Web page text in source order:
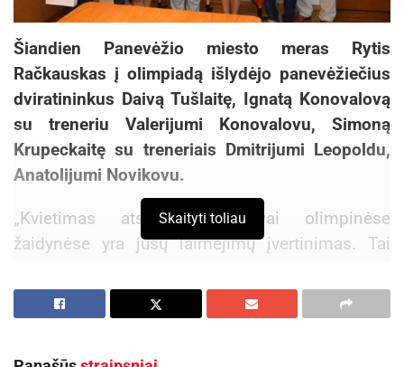
Šiandien Panevėžio miesto meras Rytis
Račkauskas į olimpiadą išlydėjo panevėžiečius
dviratininkus Daivą Tušlaitę, Ignatą Konovalovą
su treneriu Valerijumi Konovalovu, Simoną
Krupeckaitę su treneriais Dmitrijumi Leopoldu,
Anatolijumi Novikovu.
„Kvietimas atstovauti Lietuvai olimpinėse
žaidynėse yra jūsų laimėjimų įvertinimas. Tai
gerų startų, gražių finišų ir olimpinių medalių.
Dėkoju, kad garsinate Lietuvą ir Panevėžį visame
Skaityti toliau